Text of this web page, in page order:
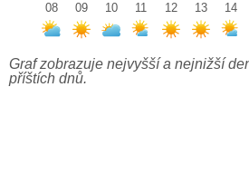
08
09
10
11
12
13
14
Graf zobrazuje nejvyšší a nejnižší
příštích dnů.